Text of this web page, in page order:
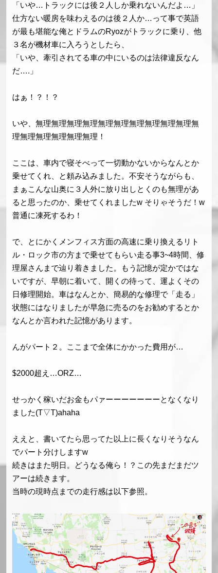
「いや…トラックには後２人しか乗れないんだよ…」
仕方ない暖房を味わえるのは後２人か…って事で英語
が最も堪能な俺とドラムのRyozがトラックに乗り、他
３名が機材車に入ろうとしたら、
「いや、牽引されてる車の中にいるのは法律違反なん
だ….」
はぁ！？！？
いや、無理無理無理無理無理無理無理無理無理無理無
理無理無理無理無理無理！
ここは、車内で寝そべって一切動かないからなんとか
乗せてくれ、と頼み込みました。不安そうながらも、
まぁこんな山奥に３人外に放り出しとくのも無理があ
ると思ったのか、乗せてくれましたw そりゃそうだ！w
普通に凍死するわ！
で、とにかくメンフィス方面の高速に乗り換えるリト
ル・ロック市の方まで乗せてもらい走る事3~4時間、修
理屋さんまで辿り着きました。もう記憶が定かではな
いですが、早朝に着いて、開くの待って、運よくその
日修理開始。車はなんとか、簡易的な修理で「走る」
状態にはなりましたが早急に売るのをお勧めするとか
なんとか言われた記憶があります。
んがパート２。ここまで全体にかかった費用が…
$2000超え…ORZ…
せっかく稼いだお金もパァーーーーーーーとなくなり
ました(T▽T)ahaha
ええと、書いてたら思ってた以上に長くなりそうなん
でパート分けしますw
続きはまた明日。どうなる俺ら！？この先まだまだツ
アーは続きます。
当時の現時点までの走行感は以下参照。